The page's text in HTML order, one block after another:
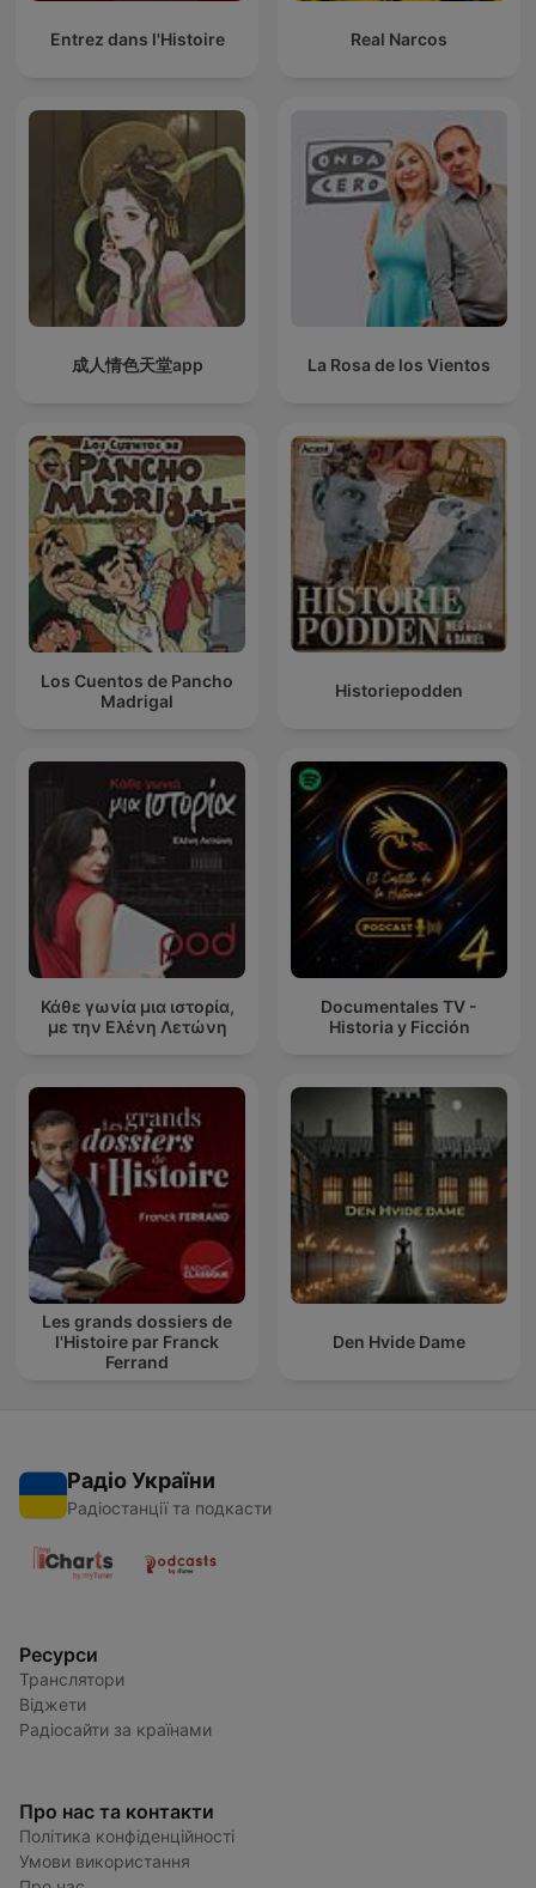
Entrez dans l'Histoire Real Narcos
成人情色天堂app La Rosa de los Vientos
Los Cuentos de Pancho
Madrigal
Historiepodden
Κάθε γωνία μια ιστορία,
με την Ελένη Λετώνη
Documentales TV -
Historia y Ficción
Les grands dossiers de
l'Histoire par Franck
Ferrand
Den Hvide Dame
Радіо України
Радіостанції та подкасти
Ресурси
Транслятори
Віджети
Радіосайти за країнами
Про нас та контакти
Політика конфіденційності
Умови використання